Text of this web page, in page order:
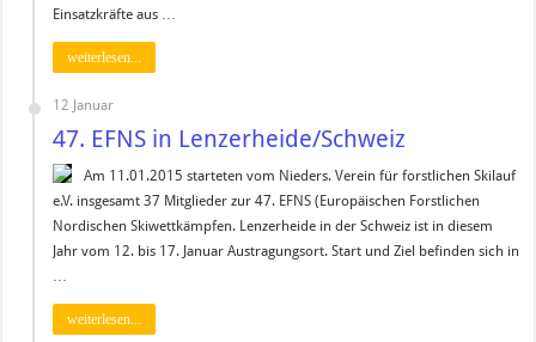
Einsatzkräfte aus …
weiterlesen...
12 Januar
47. EFNS in Lenzerheide/Schweiz
Am 11.01.2015 starteten vom Nieders. Verein für forstlichen Skilauf
e.V. insgesamt 37 Mitglieder zur 47. EFNS (Europäischen Forstlichen
Nordischen Skiwettkämpfen. Lenzerheide in der Schweiz ist in diesem
Jahr vom 12. bis 17. Januar Austragungsort. Start und Ziel befinden sich in
…
weiterlesen...